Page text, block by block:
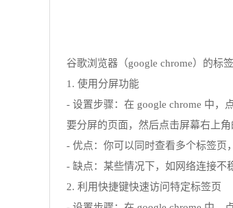
谷歌浏览器（google chrome）的标
1. 使用分屏功能
- 设置步骤：在 google chrome 中，
要分屏的页面，然后点击屏幕右上角
- 优点：你可以同时查看多个标签页
- 缺点：某些情况下，如网络连接不
2. 利用快捷键快速访问特定标签页